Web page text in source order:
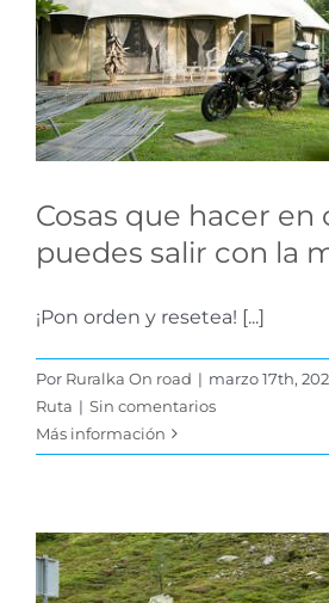
si no puedes
moto
Tips para tu
Cosas que hacer en
puedes salir con la
¡Pon orden y resetea! [...]
Por Ruralka On road | marzo 17th,
Ruta | Sin comentarios
Más información